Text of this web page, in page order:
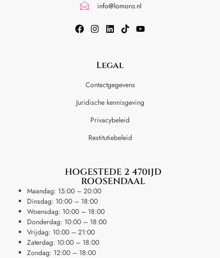
info@lomoro.nl
Legal
Contactgegevens
Juridische kennisgeving
Privacybeleid
Restitutiebeleid
HOGESTEDE 2 4701JD
ROOSENDAAL
Maandag: 15:00 – 20:00
Dinsdag: 10:00 – 18:00
Woensdag: 10:00 – 18:00
Donderdag: 10:00 – 18:00
Vrijdag: 10:00 – 21:00
Zaterdag: 10:00 – 18:00
Zondag: 12:00 – 18:00